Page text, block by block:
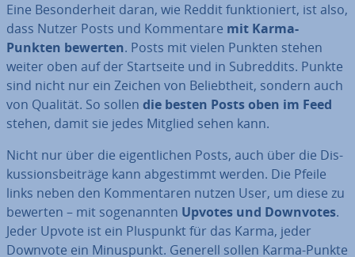
Eine Be­son­der­heit daran, wie Reddit funk­tio­niert, ist also,
dass Nutzer Posts und Kom­men­ta­re mit Karma-
Punkten bewerten. Posts mit vielen Punkten stehen
weiter oben auf der Start­sei­te und in Subred­dits. Punkte
sind nicht nur ein Zeichen von Be­liebt­heit, sondern auch
von Qualität. So sollen die besten Posts oben im Feed
stehen, damit sie jedes Mitglied sehen kann.
Nicht nur über die ei­gent­li­chen Posts, auch über die Dis­
kus­si­ons­bei­trä­ge kann ab­ge­stimmt werden. Die Pfeile
links neben den Kom­men­ta­ren nutzen User, um diese zu
bewerten – mit so­ge­nann­ten Upvotes und Downvotes.
Jeder Upvote ist ein Pluspunkt für das Karma, jeder
Downvote ein Mi­nus­punkt. Generell sollen Karma-Punkte